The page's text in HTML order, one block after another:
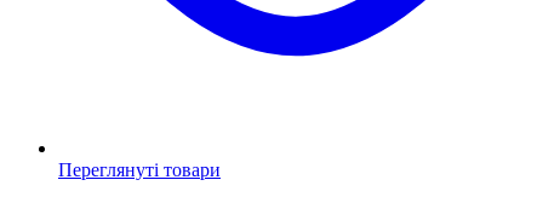
Переглянуті товари